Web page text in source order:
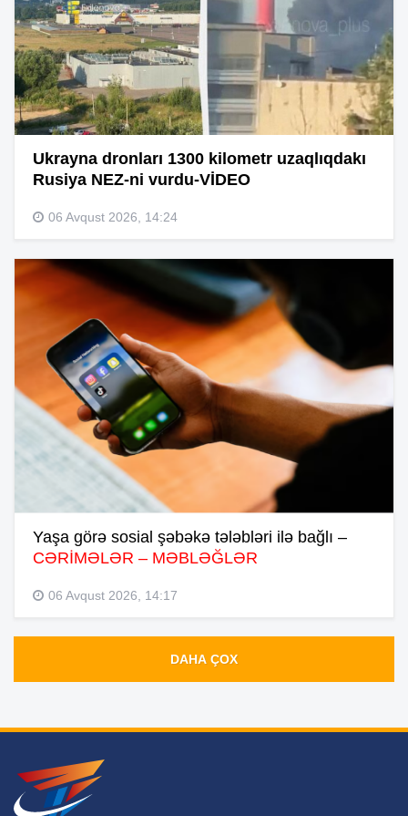
Ukrayna dronları 1300 kilometr uzaqlıqdakı
Rusiya NEZ-ni vurdu-VİDEO
06 Avqust 2026, 14:24
Yaşa görə sosial şəbəkə tələbləri ilə bağlı –
CƏRİMƏLƏR – MƏBLƏĞLƏR
06 Avqust 2026, 14:17
DAHA ÇOX